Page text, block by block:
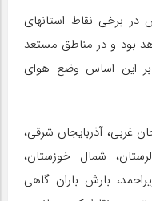
در برخی نقاط استانهای
بود و در مناطق مستعد
بر این اساس وضع هوای
غربی، آذربایجان شرقی،
لرستان، شمال خوزستان،
بارش باران گاهی